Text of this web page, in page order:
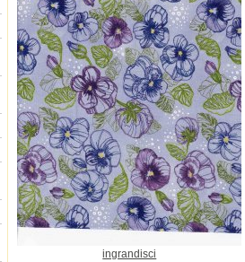
ingrandisci